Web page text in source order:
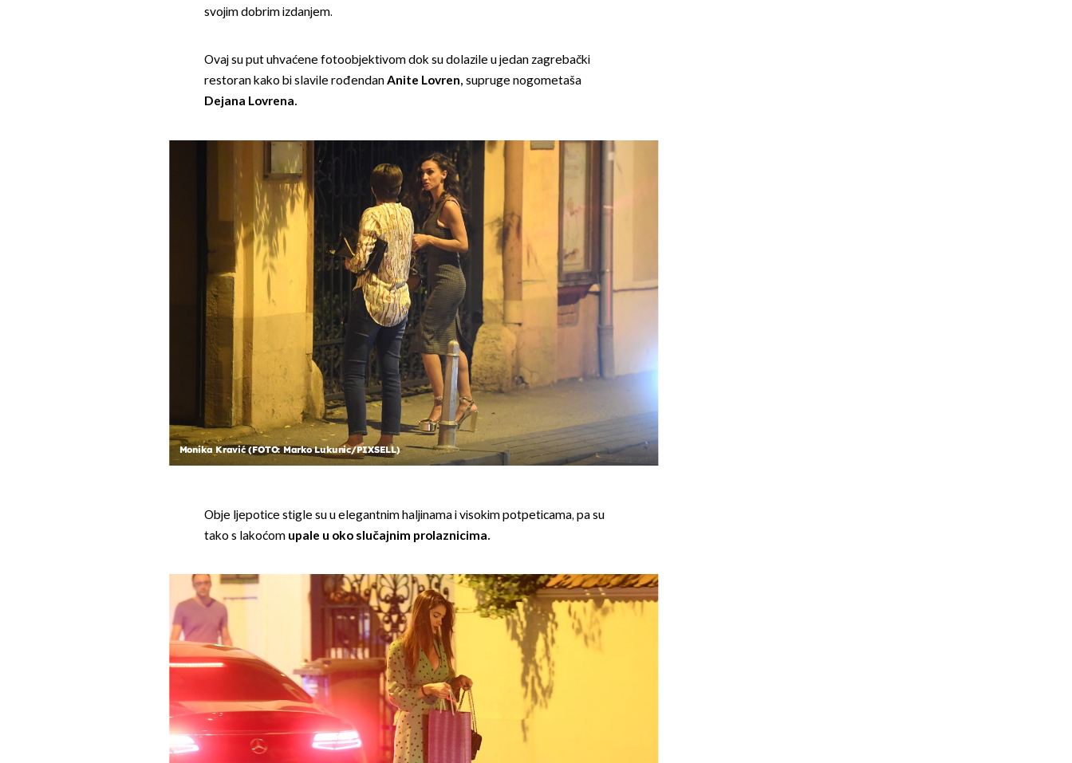
svojim dobrim izdanjem.
Ovaj su put uhvaćene fotoobjektivom dok su dolazile u jedan zagrebački
restoran kako bi slavile rođendanAnite Lovren, supruge nogometaša
Dejana Lovrena.
Monika Kravić (FOTO: Marko Lukunic/PIXSELL)
Obje ljepotice stigle su u elegantnim haljinama i visokim potpeticama, pa su
tako s lakoćom upale u oko slučajnim prolaznicima.
OMOGUĆI OBAVIJESTI